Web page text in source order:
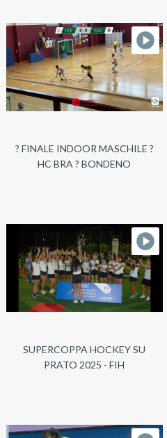
? FINALE INDOOR MASCHILE ?
HC BRA ? BONDENO
SUPERCOPPA HOCKEY SU
PRATO 2025 - FIH